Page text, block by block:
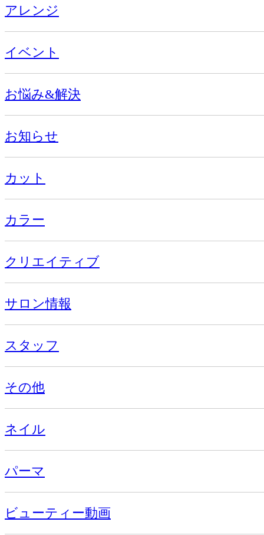
アレンジ
イベント
お悩み&解決
お知らせ
カット
カラー
クリエイティブ
サロン情報
スタッフ
その他
ネイル
パーマ
ビューティー動画